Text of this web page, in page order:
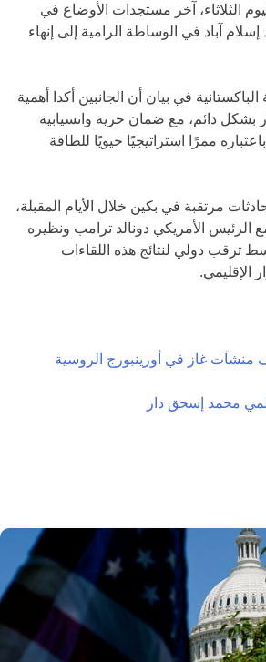
الثلاثاء، آخر مستجدات الأوضاع في
آباد في الوساطة الرامية إلى إنهاء
في بيان أن الجانبين أكدا أهمية
بشكل دائم، مع ضمان حرية وانسيابية
باعتباره ممرًا استراتيجيًا حيويًا للطاقة
مرتقبة في بكين خلال الأيام المقبلة،
الرئيس الأمريكي دونالد ترامب ونظيره
ترقب دولي لنتائج هذه اللقاءات
الإقليمي.
منشآت غاز في أورينبورج الروسية
محمد إسحق دار